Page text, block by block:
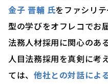
金子 晋輔 氏をファシリ
型の学びをオフレコでお
法務人材採用に関心のあ
人目法務採用を真剣に考
ては、 他社との対話によ